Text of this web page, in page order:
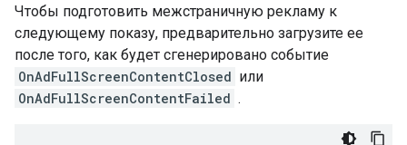
Чтобы подготовить межстраничную рекламу к
следующему показу, предварительно загрузите ее
после того, как будет сгенерировано событие
OnAdFullScreenContentClosed или
OnAdFullScreenContentFailed .